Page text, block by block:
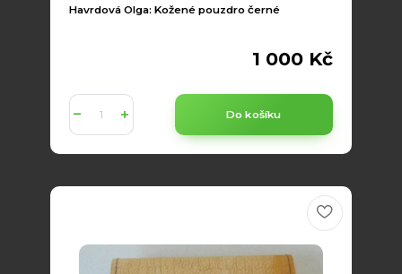
Havrdová Olga: Kožené pouzdro černé
1 000 Kč
Do košíku